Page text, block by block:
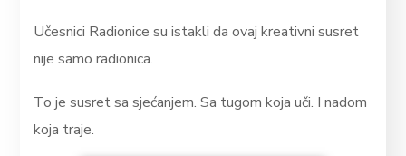
Učesnici Radionice su istakli da ovaj kreativni susret
nije samo radionica.
To je susret sa sjećanjem. Sa tugom koja uči. I nadom
koja traje.